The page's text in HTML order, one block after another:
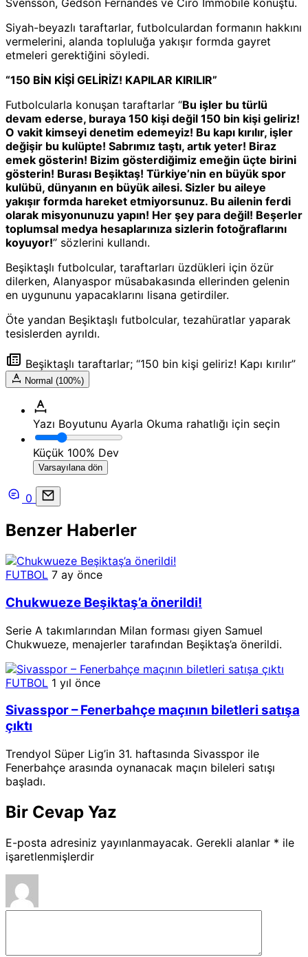
Svensson, Gedson Fernandes ve Ciro Immobile konuştu.
Siyah-beyazlı taraftarlar, futbolculardan formanın hakkını
vermelerini, alanda topluluğa yakışır formda gayret
etmeleri gerektiğini söyledi.
“150 BİN KİŞİ GELİRİZ! KAPILAR KIRILIR”
Futbolcularla konuşan taraftarlar “Bu işler bu türlü
devam ederse, buraya 150 kişi değil 150 bin kişi geliriz!
O vakit kimseyi denetim edemeyiz! Bu kapı kırılır, işler
değişir bu kulüpte! Sabrımız taştı, artık yeter! Biraz
emek gösterin! Bizim gösterdiğimiz emeğin üçte birini
gösterin! Burası Beşiktaş! Türkiye’nin en büyük spor
kulübü, dünyanın en büyük ailesi. Sizler bu aileye
yakışır formda hareket etmiyorsunuz. Bu ailenin ferdi
olarak misyonunuzu yapın! Her şey para değil! Beşerler
toplumsal medya hesaplarınıza sizlerin fotoğraflarını
koyuyor!” sözlerini kullandı.
Beşiktaşlı futbolcular, taraftarları üzdükleri için özür
dilerken, Alanyaspor müsabakasında ellerinden gelenin
en uygununu yapacaklarını lisana getirdiler.
Öte yandan Beşiktaşlı futbolcular, tezahüratlar yaparak
tesislerden ayrıldı.
Beşiktaşlı taraftarlar; “150 bin kişi geliriz! Kapı kırılır”
Normal (100%)
Yazı Boyutunu Ayarla Okuma rahatlığı için seçin
Küçük 100% Dev
Varsayılana dön
0
Benzer Haberler
FUTBOL 7 ay önce
Chukwueze Beşiktaş’a önerildi!
Serie A takımlarından Milan forması giyen Samuel
Chukwueze, menajerler tarafından Beşiktaş’a önerildi.
FUTBOL 1 yıl önce
Sivasspor – Fenerbahçe maçının biletleri satışa
çıktı
Trendyol Süper Lig’in 31. haftasında Sivasspor ile
Fenerbahçe arasında oynanacak maçın bileleri satışı
başladı.
Bir Cevap Yaz
E-posta adresiniz yayınlanmayacak. Gerekli alanlar * ile
işaretlenmişlerdir